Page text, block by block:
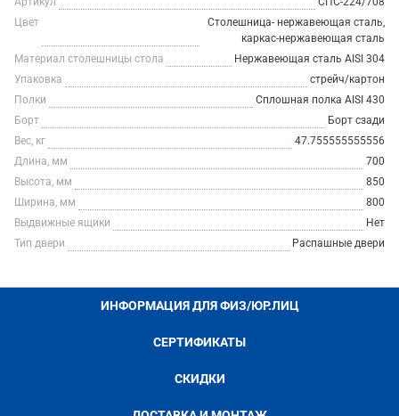
Цвет
Столешница- нержавеющая сталь,
каркас-нержавеющая сталь
Материал столешницы стола
Нержавеющая сталь AISI 304
Упаковка
стрейч/картон
Полки
Сплошная полка AISI 430
Борт
Борт сзади
Вес, кг
47.755555555556
Длина, мм
700
Высота, мм
850
Ширина, мм
800
Выдвижные ящики
Нет
Тип двери
Распашные двери
ИНФОРМАЦИЯ ДЛЯ ФИЗ/ЮР.ЛИЦ
СЕРТИФИКАТЫ
СКИДКИ